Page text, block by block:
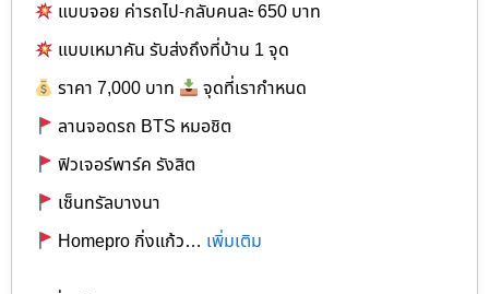
แบบจอย ค่ารถไป-กลับคนละ 650 บาท
แบบเหมาคัน รับส่งถึงที่บ้าน 1 จุด
ราคา 7,000 บาท
จุดที่เรากำหนด
ลานจอดรถ BTS หมอชิต
ฟิวเจอร์พาร์ค รังสิต
เซ็นทรัลบางนา
Homepro กิ่งแก้ว… เพิ่มเติม